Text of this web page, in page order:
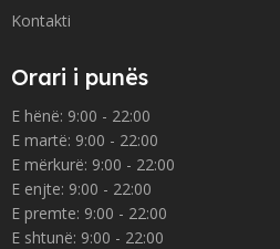
Kontakti
Orari i punës
E hënë: 9:00 - 22:00
E martë: 9:00 - 22:00
E mërkurë: 9:00 - 22:00
E enjte: 9:00 - 22:00
E premte: 9:00 - 22:00
E shtunë: 9:00 - 22:00